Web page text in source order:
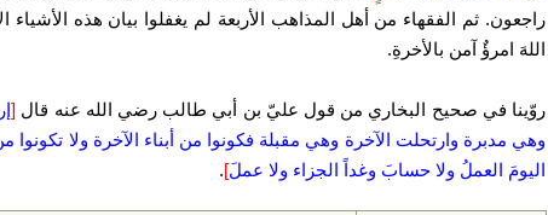
راجعون. ثم الفقهاء من أهل المذاهب الأربعة لم يغفلوا بيان هذه الأشياء
اللهَ امرؤٌ آمن بالأخرةِ.
روّينا في صحيح البخاري من قول عليّ بن أبي طالب رضي الله عنه قال [
وهي مدبرة وارتحلت الآخرة وهي مقبلة فكونوا من أبناء الآخرة ولا تكونوا من
اليومَ العملُ ولا حسابَ وغداً الجزاء ولا عملَ]
.